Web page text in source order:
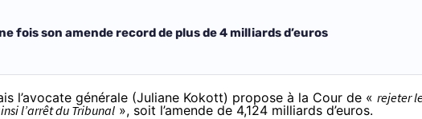
fois son amende record de plus de 4 milliards d’euros
l’avocate générale (Juliane Kokott) propose à la Cour de « rejeter
l’arrêt du Tribunal », soit l’amende de 4,124 milliards d’euros.